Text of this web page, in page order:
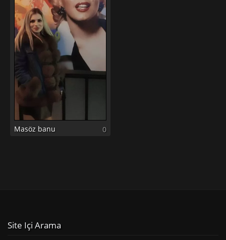
Masöz banu 0
Site Içi Arama